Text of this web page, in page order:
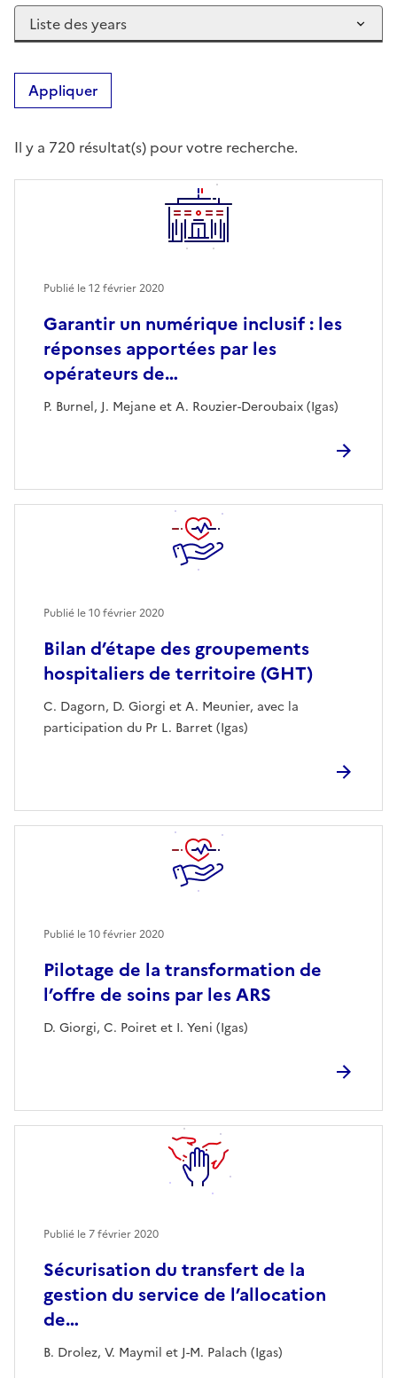
Appliquer
Il y a 720 résultat(s) pour votre recherche.
Garantir un numérique inclusif : les
réponses apportées par les
opérateurs de…
P. Burnel, J. Mejane et A. Rouzier-Deroubaix (Igas)
Publié le12 février 2020
Bilan d’étape des groupements
hospitaliers de territoire (GHT)
C. Dagorn, D. Giorgi et A. Meunier, avec la
participation du Pr L. Barret (Igas)
Publié le10 février 2020
Pilotage de la transformation de
l’offre de soins par les ARS
D. Giorgi, C. Poiret et I. Yeni (Igas)
Publié le10 février 2020
Sécurisation du transfert de la
gestion du service de l’allocation
de…
B. Drolez, V. Maymil et J-M. Palach (Igas)
Publié le7 février 2020